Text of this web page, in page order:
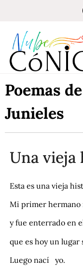
Poemas
Junieles
Una vieja
Esta es una vieja
Mi primer hermano
y fue enterrado en
que es hoy un lugar
Luego nací yo.